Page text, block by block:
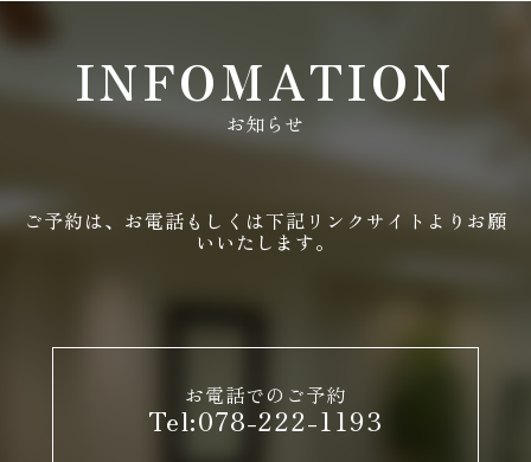
INFOMATION
お知らせ
ご予約は、お電話もしくは下記リンクサイトよりお願
いいたします。
お電話でのご予約
Tel:078-222-1193